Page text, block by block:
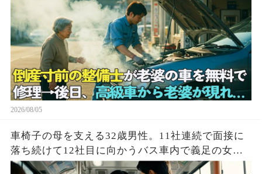
2026/08/05
車椅子の母を支える32歳男性。11社連続で面接に
落ち続けて12社目に向かうバス車内で義足の女性
を助けた結果…